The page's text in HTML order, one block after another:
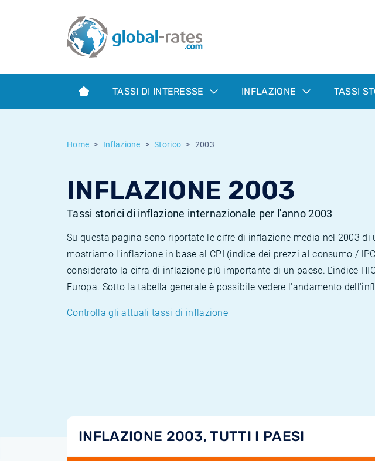
TASSI DI INTERESSE INFLAZIONE TASSI
Home Inflazione Storico 2003
INFLAZIONE 2003
Tassi storici di inflazione internazionale per l'anno 2003
Su questa pagina sono riportate le cifre di inflazione media nel 2003
mostriamo l'inflazione in base al CPI (indice dei prezzi al consumo /
considerato la cifra di inflazione più importante di un paese. L'indice
Europa. Sotto la tabella generale è possibile vedere l'andamento
Controlla gli attuali tassi di inflazione
INFLAZIONE 2003, TUTTI I PAESI
Term SOFR
Cos'è l'inflazione CPI?
Cos'è l'inflazione HICP?
Inflazione Svizzera
Tassi storici Euribor
Tassi storici di ESTER
Tassi di inflazione storici
Calcolatore dell’inflazione